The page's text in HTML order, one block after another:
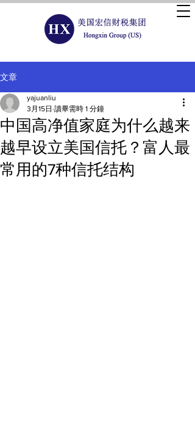
文章
中国高净值家庭为什么越来
越早设立美国信托？富人最
常用的7种信托结构
yajuanliu
3月15日 讀畢需時 1 分鐘